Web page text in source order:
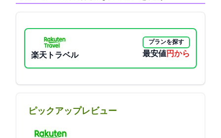
楽天トラベル
プランを探す
最安値4510円から
ピックアップレビュー